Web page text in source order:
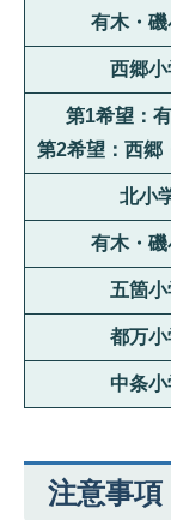
有木・
西郷小
第1希望：
第2希望：西郷
北小
有木・
五箇
都万小
中条
注意事項